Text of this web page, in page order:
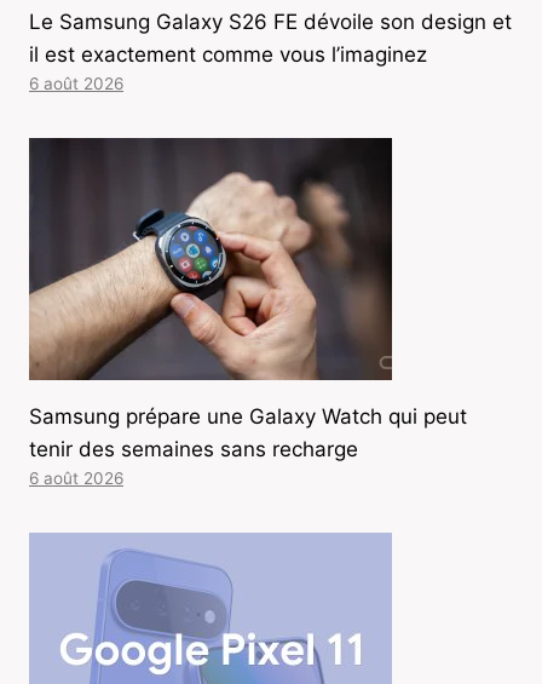
Le Samsung Galaxy S26 FE dévoile son design et
il est exactement comme vous l’imaginez
6 août 2026
Samsung prépare une Galaxy Watch qui peut
tenir des semaines sans recharge
6 août 2026